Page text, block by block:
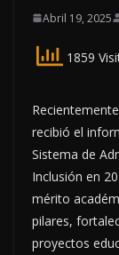
Abril 19, 2025
1859
recibió el
Sistema de
Inclusión en
mérito
pilares,
proyectos